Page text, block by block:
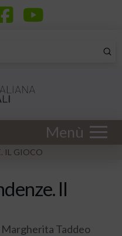
Menù
IL GIOCO
Il
Taddeo